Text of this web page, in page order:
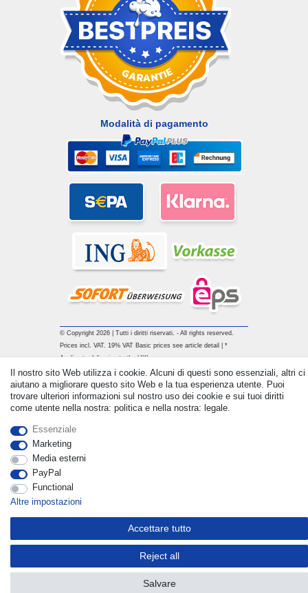
Modalità di pagamento
© Copyright 2026 | Tutti i diritti riservati. - All rights reserved.
Prices incl. VAT. 19% VAT Basic prices see article detail | *
Applies to deliveries to the UK!
Il nostro sito Web utilizza i cookie. Alcuni di questi sono essenziali, altri ci
aiutano a migliorare questo sito Web e la tua esperienza utente. Puoi
trovare ulteriori informazioni sul nostro uso dei cookie e sui tuoi diritti
come utente nella nostra: politica e nella nostra: legale.
Essenziale
Marketing
Media esterni
PayPal
Functional
Altre impostazioni
Accettare tutto
Reject all
Salvare
Withdraw from contract here Contatto